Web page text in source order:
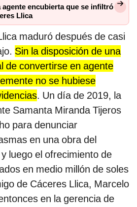
agente encubierta que se infiltró
Llica
maduró después de casi
Sin la disposición de una
de convertirse en agente
no se hubiese
. Un día de 2019, la
Samanta Miranda Tijeros
para denunciar
en una obra del
luego el ofrecimiento de
en medio millón de soles
de Cáceres Llica, Marcelo
en la gerencia de